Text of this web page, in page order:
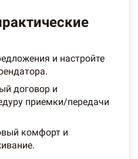
и настройте
договор и
приемки/передачи
комфорт и